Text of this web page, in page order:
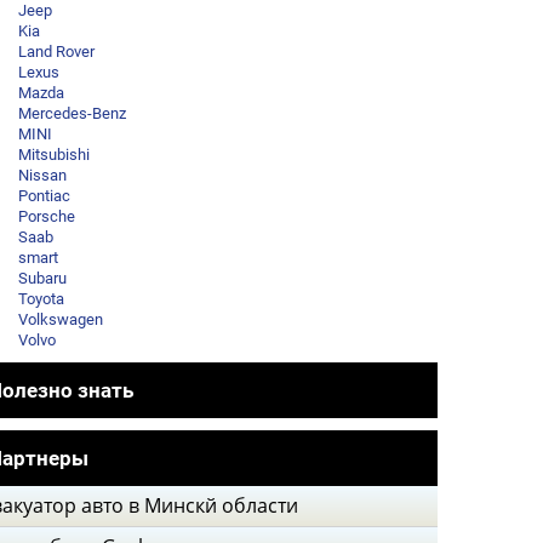
Jeep
Kia
Land Rover
Lexus
Mazda
Mercedes-Benz
MINI
Mitsubishi
Nissan
Pontiac
Porsche
Saab
smart
Subaru
Toyota
Volkswagen
Volvo
знать
авто в Минскй области